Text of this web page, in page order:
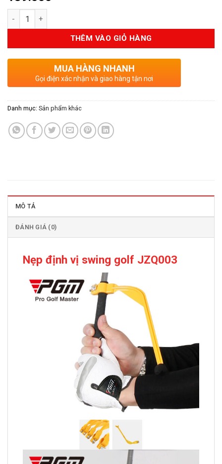
Số lượng
THÊM VÀO GIỎ HÀNG
MUA HÀNG NHANH
Gọi điện xác nhận và giao hàng tận nơi
Danh mục: Sản phẩm khác
MÔ TẢ
ĐÁNH GIÁ (0)
Nẹp định vị swing golf JZQ003